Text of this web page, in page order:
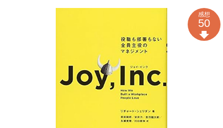
感想
50